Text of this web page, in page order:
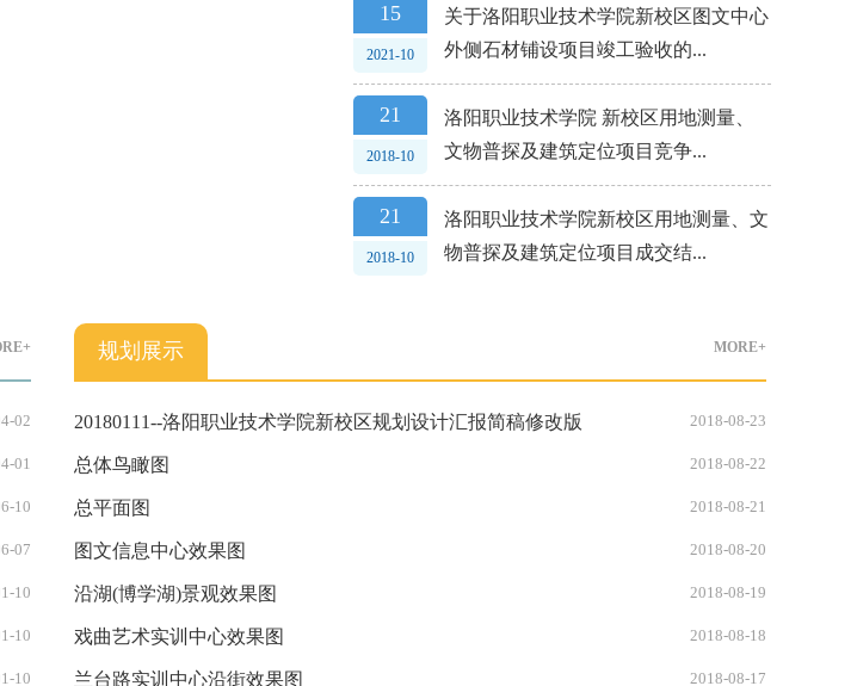
15
2021-10
关于洛阳职业技术学院新校区图文中心
外侧石材铺设项目竣工验收的...
21
2018-10
洛阳职业技术学院 新校区用地测量、
文物普探及建筑定位项目竞争...
21
2018-10
洛阳职业技术学院新校区用地测量、文
物普探及建筑定位项目成交结...
02
01
10
07
10
10
10
规划展示 MORE+
20180111--洛阳职业技术学院新校区规划设计汇报简稿修改版 2018-08-23
总体鸟瞰图 2018-08-22
总平面图 2018-08-21
图文信息中心效果图 2018-08-20
沿湖(博学湖)景观效果图 2018-08-19
戏曲艺术实训中心效果图 2018-08-18
兰台路实训中心沿街效果图 2018-08-17